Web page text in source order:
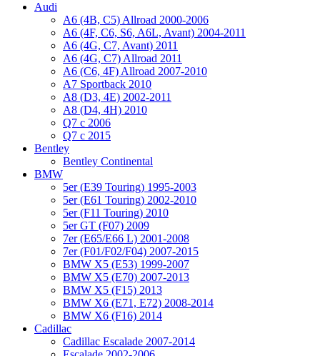
Audi
A6 (4B, C5) Allroad 2000-2006
A6 (4F, C6, S6, A6L, Avant) 2004-2011
A6 (4G, C7, Avant) 2011
A6 (4G, C7) Allroad 2011
A6 (C6, 4F) Allroad 2007-2010
A7 Sportback 2010
A8 (D3, 4E) 2002-2011
A8 (D4, 4H) 2010
Q7 с 2006
Q7 с 2015
Bentley
Bentley Continental
BMW
5er (E39 Touring) 1995-2003
5er (E61 Touring) 2002-2010
5er (F11 Touring) 2010
5er GT (F07) 2009
7er (E65/E66 L) 2001-2008
7er (F01/F02/F04) 2007-2015
BMW X5 (E53) 1999-2007
BMW X5 (E70) 2007-2013
BMW X5 (F15) 2013
BMW X6 (E71, E72) 2008-2014
BMW X6 (F16) 2014
Cadillac
Cadillac Escalade 2007-2014